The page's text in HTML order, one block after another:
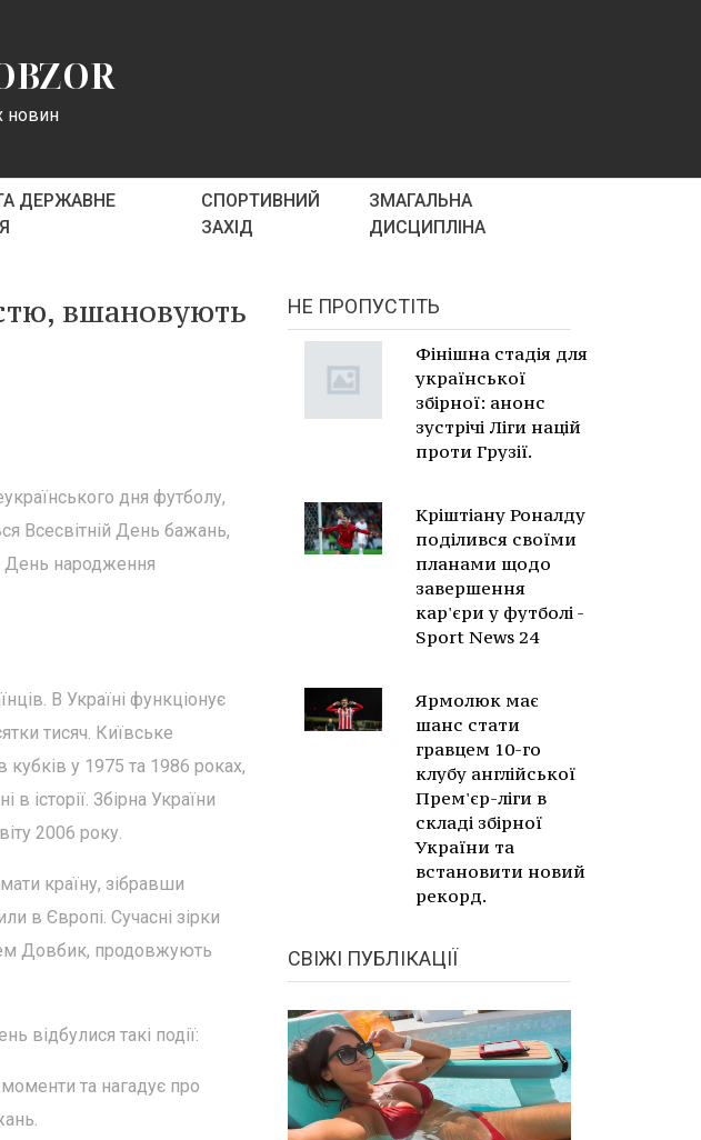
новин
ДЕРЖАВНЕ
СПОРТИВНИЙ
ЗАХІД
ЗМАГАЛЬНА
ДИСЦИПЛІНА
вшановують
дня футболу,
Всесвітній День бажань,
День народження
В Україні функціонує
тисяч. Київське
у 1975 та 1986 роках,
історії. Збірна України
2006 року.
країну, зібравши
в Європі. Сучасні зірки
Довбик, продовжують
відбулися такі події:
та нагадує про
НЕ ПРОПУСТІТЬ
Фінішна стадія для
української
збірної: анонс
зустрічі Ліги націй
проти Грузії.
Кріштіану Роналду
поділився своїми
планами щодо
завершення
кар'єри у футболі -
Sport News 24
Ярмолюк має
шанс стати
гравцем 10-го
клубу англійської
Прем'єр-ліги в
складі збірної
України та
встановити новий
рекорд.
СВІЖІ ПУБЛІКАЦІЇ